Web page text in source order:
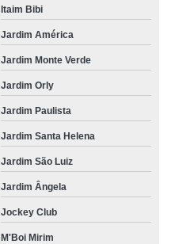
Itaim Bibi
Jardim América
Jardim Monte Verde
Jardim Orly
Jardim Paulista
Jardim Santa Helena
Jardim São Luiz
Jardim Ângela
Jockey Club
M'Boi Mirim